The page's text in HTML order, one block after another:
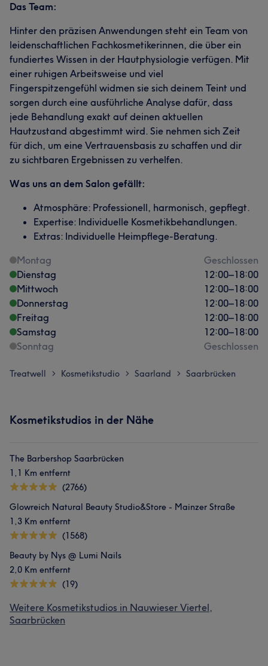
Das Team:
Hinter den präzisen Anwendungen steht ein Team von
leidenschaftlichen Fachkosmetikerinnen, die über ein
fundiertes Wissen in der Hautphysiologie verfügen. Mit
einer ruhigen Arbeitsweise und viel
Fingerspitzengefühl widmen sie sich deinem Teint und
sorgen durch eine ausführliche Analyse dafür, dass
jede Behandlung exakt auf deinen aktuellen
Hautzustand abgestimmt wird. Sie nehmen sich Zeit
für dich, um eine Vertrauensbasis zu schaffen und dir
zu sichtbaren Ergebnissen zu verhelfen.
Was uns an dem Salon gefällt:
Atmosphäre: Professionell, harmonisch, gepflegt.
Expertise: Individuelle Kosmetikbehandlungen.
Extras: Individuelle Heimpflege-Beratung.
Montag
Geschlossen
Dienstag
12:00–18:00
Mittwoch
12:00–18:00
Donnerstag
12:00–18:00
Freitag
12:00–18:00
Samstag
12:00–18:00
Sonntag
Geschlossen
Treatwell > Kosmetikstudio > Saarland > Saarbrücken
Kosmetikstudios in der Nähe
The Barbershop Saarbrücken
1,1 Km entfernt
(2766)
Glowreich Natural Beauty Studio&Store - Mainzer Straße
1,3 Km entfernt
(1568)
Beauty by Nys @ Lumi Nails
2,0 Km entfernt
(19)
Weitere Kosmetikstudios in Nauwieser Viertel,
Saarbrücken